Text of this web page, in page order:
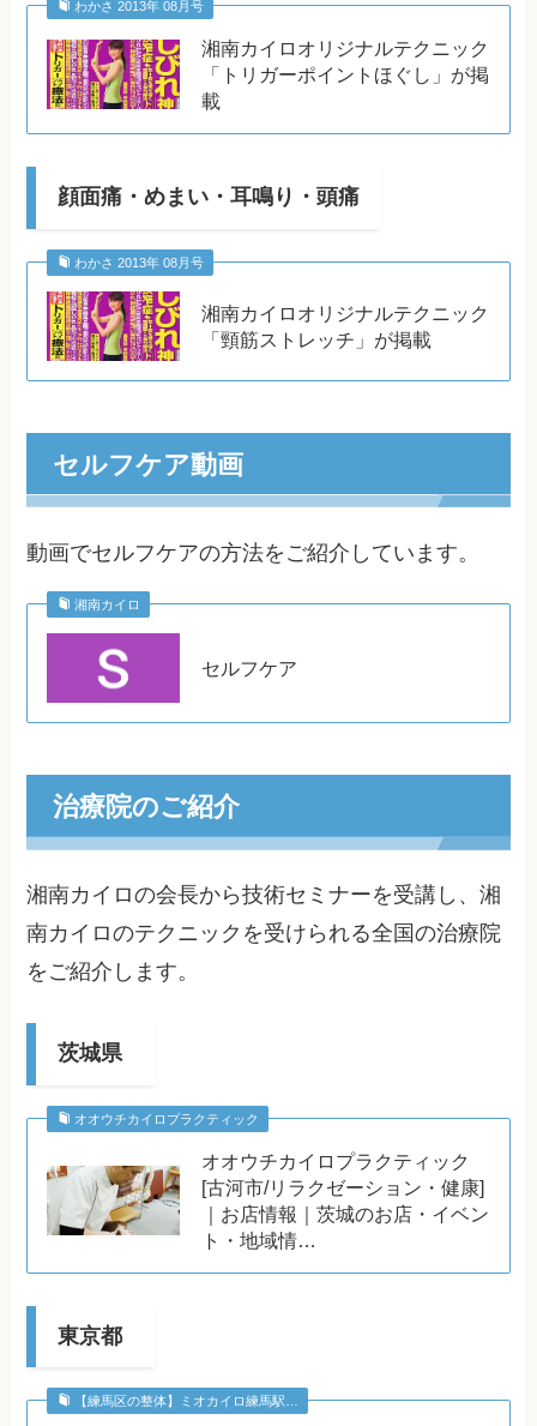
わかさ 2013年 08月号
湘南カイロオリジナルテクニック
「トリガーポイントほぐし」が掲
載
顔面痛・めまい・耳鳴り・頭痛
わかさ 2013年 08月号
湘南カイロオリジナルテクニック
「頸筋ストレッチ」が掲載
セルフケア動画
動画でセルフケアの方法をご紹介しています。
湘南カイロ
セルフケア
治療院のご紹介
湘南カイロの会長から技術セミナーを受講し、湘
南カイロのテクニックを受けられる全国の治療院
をご紹介します。
茨城県
オオウチカイロプラクティック
オオウチカイロプラクティック
[古河市/リラクゼーション・健康]
｜お店情報｜茨城のお店・イベン
ト・地域情…
東京都
【練馬区の整体】ミオカイロ練馬駅…